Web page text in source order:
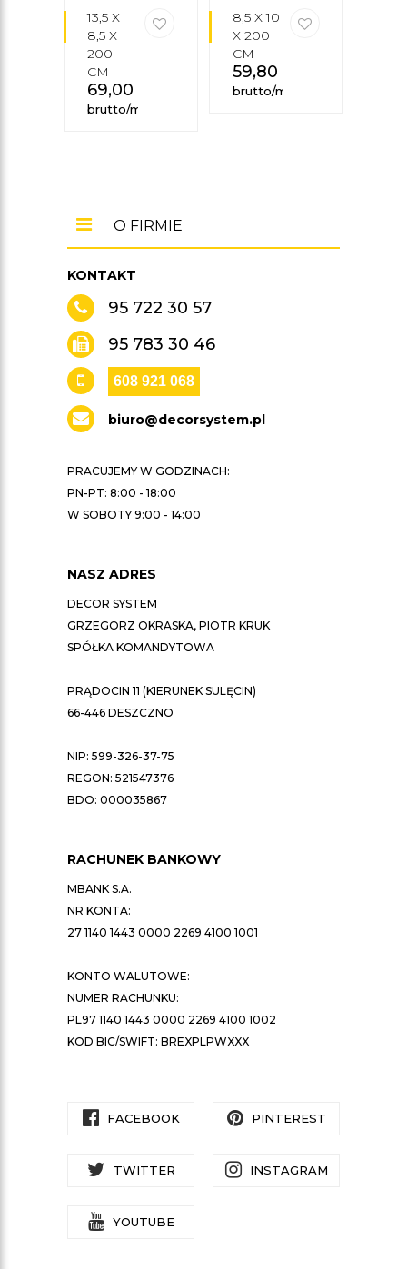
13,5 X
8,5 X
200
CM
69,00
brutto/mb
8,5 X 10
X 200
CM
59,80
brutto/mb
KONTAKT
95 722 30 57
95 783 30 46
608 921 068
biuro@decorsystem.pl
PRACUJEMY W GODZINACH:
PN-PT: 8:00 - 18:00
W SOBOTY 9:00 - 14:00
NASZ ADRES
DECOR SYSTEM
GRZEGORZ OKRASKA, PIOTR KRUK
SPÓŁKA KOMANDYTOWA
PRĄDOCIN 11 (KIERUNEK SULĘCIN)
66-446 DESZCZNO
NIP: 599-326-37-75
REGON: 521547376
BDO: 000035867
O FIRMIE
RACHUNEK BANKOWY
MBANK S.A.
NR KONTA:
27 1140 1443 0000 2269 4100 1001
KONTO WALUTOWE:
NUMER RACHUNKU:
PL97 1140 1443 0000 2269 4100 1002
KOD BIC/SWIFT: BREXPLPWXXX
FACEBOOK PINTEREST
TWITTER INSTAGRAM
YOUTUBE